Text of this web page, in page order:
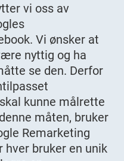
vi oss av
Vi ønsker at
nyttig og ha
se den. Derfor
kunne målrette
måten, bruker
Remarketing
hver bruker en unik